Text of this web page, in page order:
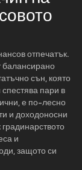
отпечатък.
балансирано
сън, която
спестява пари в
е по-лесно
и доходоносни
и
защото си